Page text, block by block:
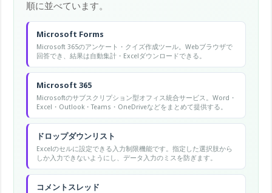
順に並べています。
Microsoft Forms
Microsoft 365のアンケート・クイズ作成ツール。Webブラウザで
回答でき、結果は自動集計・Excelダウンロードできる。
Microsoft 365
Microsoftのサブスクリプション型オフィス統合サービス。Word・
Excel・Outlook・Teams・OneDriveなどをまとめて提供する。
ドロップダウンリスト
Excelのセルに設定できる入力制限機能です。指定した選択肢から
しか入力できないようにし、データ入力のミスを防ぎます。
コメントスレッド